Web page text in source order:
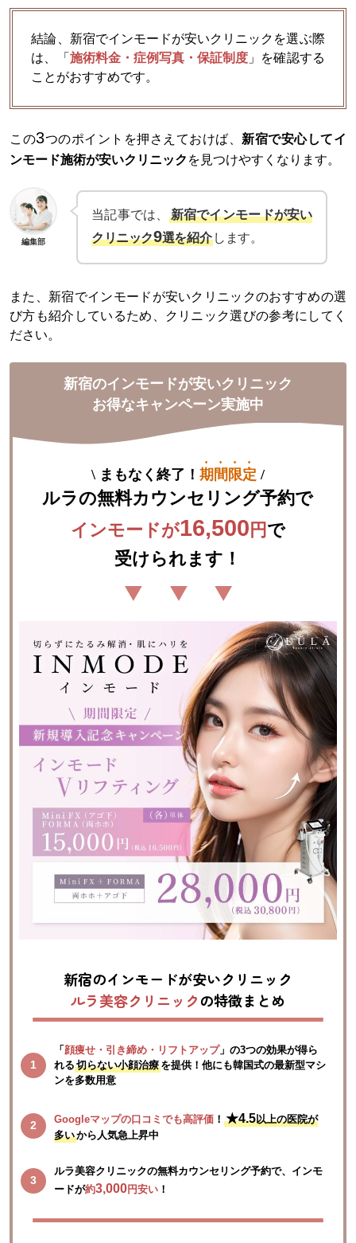
結論、新宿でインモードが安いクリニックを選ぶ際
は、「 施術料金・症例写真・保証制度 」を確認する
ことがおすすめです。
この3つのポイントを押さえておけば、 新宿で安心してイ
ンモード施術が安いクリニック を見つけやすくなります。
編集部
当記事では、
新宿でインモードが安い
クリニック9選を紹介 します。
また、新宿でインモードが安いクリニックのおすすめの選
び方も紹介しているため、クリニック選びの参考にしてく
ださい。
新宿のインモードが安いクリニック
お得なキャンペーン実施中
\ まもなく終了！ 期間限定 /
ルラの無料カウンセリング予約で
インモードが16,500 円 で
受けられます！
新宿のインモードが安いクリニック
ルラ美容クリニックの特徴まとめ
「 顔痩せ・引き締め・リフトアップ」の3つの効果が得ら
れる 切らない小顔治療 を提供！他にも韓国式の最新型マシ
ンを多数用意
Googleマップの口コミでも高評価 ！ ★4.5以上の医院が
多いから人気急上昇中
ルラ美容クリニックの無料カウンセリング予約で、インモ
ードが約3,000円安い ！